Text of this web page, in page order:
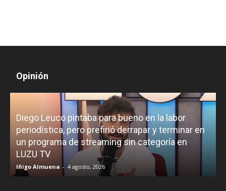
Opinión
Diego Leuco pintaba para bueno en la labor
periodística, pero prefirió derrapar y terminar en
un programa de streaming sin categoría en
LUZU TV
Iñigo Almuena - 4 agosto, 2026